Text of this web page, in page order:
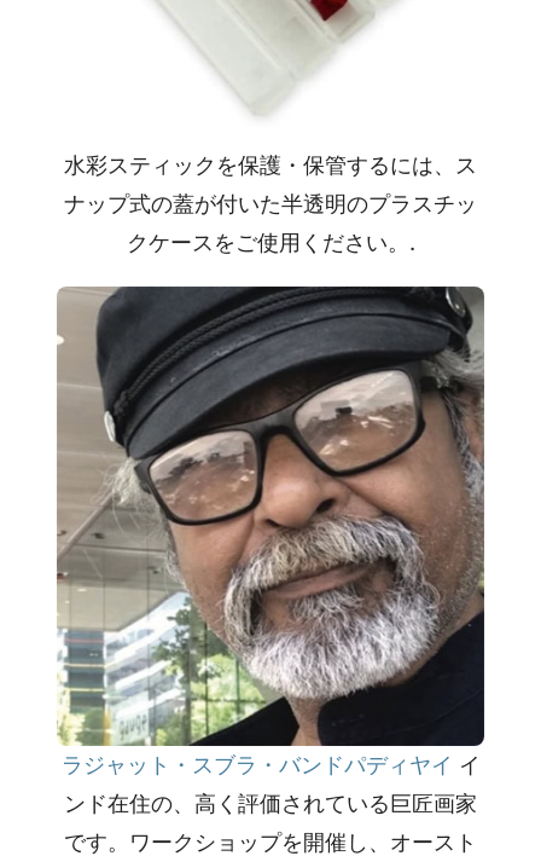
水彩スティックを保護・保管するには、ス
ナップ式の蓋が付いた半透明のプラスチッ
クケースをご使用ください。.
ラジャット・スブラ・バンドパディヤイ イ
ンド在住の、高く評価されている巨匠画家
です。ワークショップを開催し、オースト